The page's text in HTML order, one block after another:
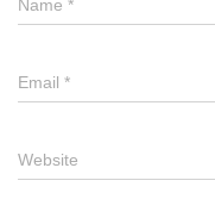
Name *
Email *
Website